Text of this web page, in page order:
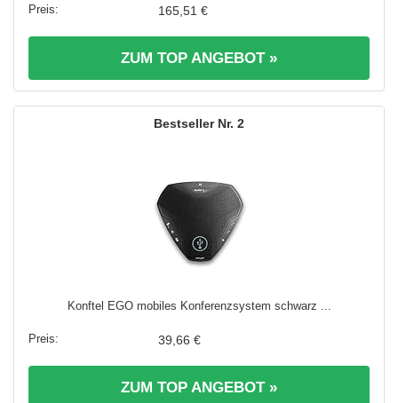
165,51 €
ZUM TOP ANGEBOT »
2
Konftel EGO mobiles Konferenzsystem schwarz ...
39,66 €
ZUM TOP ANGEBOT »